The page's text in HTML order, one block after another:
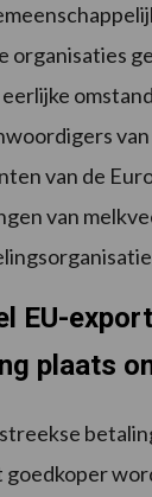
organisaties
eerlijke
van
van de
van
EU-
plaats
goedkoper